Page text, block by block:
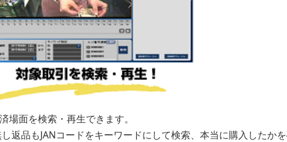
面を検索・再生できます。
品もJANコードをキーワードにして検索、本当に購入したかを